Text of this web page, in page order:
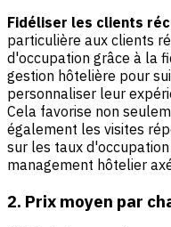
Fidéliser les clients
particulière aux clients
d'occupation grâce à la
gestion hôtelière pour
personnaliser leur
Cela favorise non
également les visites
sur les taux
management hôtelier
2. Prix moyen par